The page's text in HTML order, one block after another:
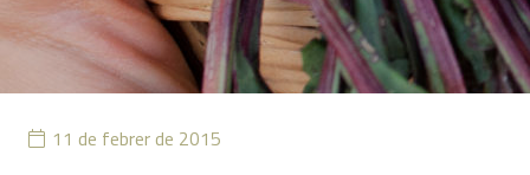
11 de febrer de 2015